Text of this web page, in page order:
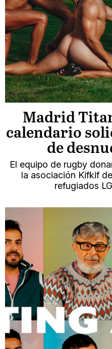
Madrid
calendario
de
El equipo de rugby
la asociación Kifkif
refugiados